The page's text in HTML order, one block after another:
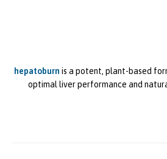
hepatoburn is a potent, plant-based
optimal liver performance and